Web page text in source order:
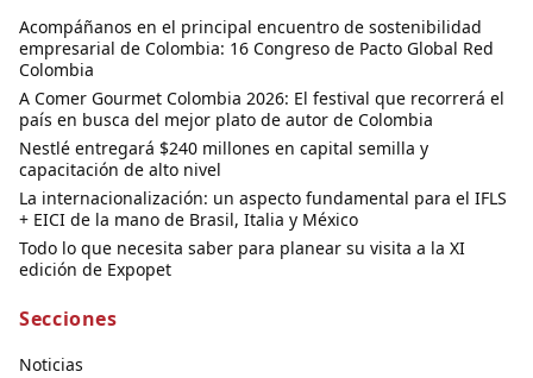
Acompáñanos en el principal encuentro de sostenibilidad
empresarial de Colombia: 16 Congreso de Pacto Global Red
Colombia
A Comer Gourmet Colombia 2026: El festival que recorrerá el
país en busca del mejor plato de autor de Colombia
Nestlé entregará $240 millones en capital semilla y
capacitación de alto nivel
La internacionalización: un aspecto fundamental para el IFLS
+ EICI de la mano de Brasil, Italia y México
Todo lo que necesita saber para planear su visita a la XI
edición de Expopet
Secciones
Noticias